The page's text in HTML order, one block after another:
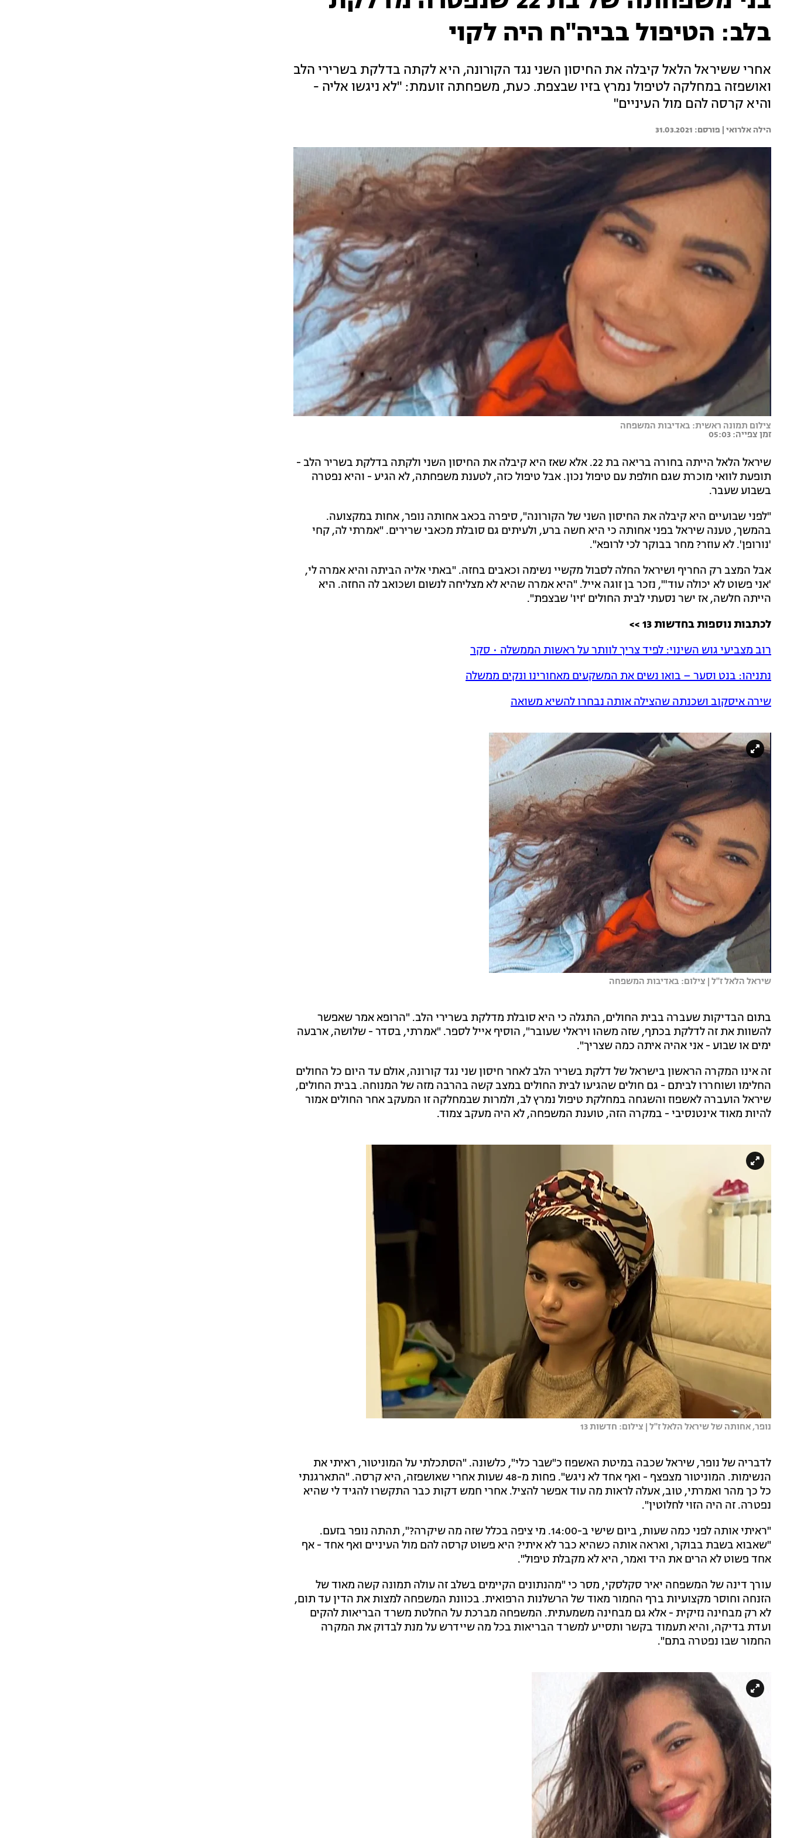
בלב: הטיפול בביה"ח היה לקוי
אחרי ששיראל הלאל קיבלה את החיסון השני נגד הקורונה, היא לקתה בדלקת בשרירי הלב
ואושפזה במחלקה לטיפול נמרץ בזיו שבצפת. כעת, משפחתה זועמת: "לא ניגשו אליה -
והיא קרסה להם מול העיניים"
הילה אלרואי | 31.03.2021
צילום תמונה ראשית: באדיבות המשפחה
זמן צפייה: 05:03
שיראל הלאל הייתה בחורה בריאה בת 22. אלא שאז היא קיבלה את החיסון השני ולקתה בדלקת בשריר הלב -
תופעת לוואי מוכרת שגם חולפת עם טיפול נכון. אבל טיפול כזה, לטענת משפחתה, לא הגיע - והיא נפטרה
בשבוע שעבר.
"לפני שבועיים היא קיבלה את החיסון השני של הקורונה", סיפרה בכאב אחותה נופר, אחות במקצועה.
בהמשך, טענה שיראל בפני אחותה כי היא חשה ברע, ולעיתים גם סובלת מכאבי שרירים. "אמרתי לה, קחי
'נורופן'. לא עוזר? מחר בבוקר לכי לרופא".
אבל המצב רק החריף ושיראל החלה לסבול מקשיי נשימה וכאבים בחזה. "באתי אליה הביתה והיא אמרה לי,
'אני פשוט לא יכולה עוד'", נזכר בן זוגה אייל. "היא אמרה שהיא לא מצליחה לנשום ושכואב לה החזה. היא
הייתה חלשה, אז ישר נסעתי לבית החולים 'זיו' שבצפת".
לכתבות נוספות בחדשות 13 >>
רוב מצביעי גוש השינוי: לפיד צריך לוותר על ראשות הממשלה • סקר
נתניהו: בנט וסער – בואו נשים את המשקעים מאחורינו ונקים ממשלה
שירה איסקוב ושכנתה שהצילה אותה נבחרו להשיא משואה
שיראל הלאל ז''ל | צילום: באדיבות המשפחה
בתום הבדיקות שעברה בבית החולים, התגלה כי היא סובלת מדלקת בשרירי הלב. "הרופא אמר שאפשר
להשוות את זה לדלקת בכתף, שזה משהו ויראלי שעובר", הוסיף אייל לספר. "אמרתי, בסדר - שלושה, ארבעה
ימים או שבוע - אני אהיה איתה כמה שצריך".
זה אינו המקרה הראשון בישראל של דלקת בשריר הלב לאחר חיסון שני נגד קורונה, אולם עד היום כל החולים
החלימו ושוחררו לביתם - גם חולים שהגיעו לבית החולים במצב קשה בהרבה מזה של המנוחה. בבית החולים,
שיראל הועברה לאשפוז והשגחה במחלקת טיפול נמרץ לב, ולמרות שבמחלקה זו המעקב אחר החולים אמור
להיות מאוד אינטנסיבי - במקרה הזה, טוענת המשפחה, לא היה מעקב צמוד.
נופר, אחותה של שיראל הלאל ז''ל | צילום: חדשות 13
לדבריה של נופר, שיראל שכבה במיטת האשפוז כ"שבר כלי", כלשונה. "הסתכלתי על המוניטור, ראיתי את
הנשימות. המוניטור מצפצף - ואף אחד לא ניגש". פחות מ-48 שעות אחרי שאושפזה, היא קרסה. "התארגנתי
כל כך מהר ואמרתי, טוב, אעלה לראות מה עוד אפשר להציל. אחרי חמש דקות כבר התקשרו להגיד לי שהיא
נפטרה. זה היה הזוי לחלוטין".
"ראיתי אותה לפני כמה שעות, ביום שישי ב-14:00. מי ציפה בכלל שזה מה שיקרה?", תהתה נופר בזעם.
"שאבוא בשבת בבוקר, ואראה אותה כשהיא כבר לא איתי? היא פשוט קרסה להם מול העיניים ואף אחד - אף
אחד פשוט לא הרים את היד ואמר, היא לא מקבלת טיפול".
עורך דינה של המשפחה יאיר סקלסקי, מסר כי "מהנתונים הקיימים בשלב זה עולה תמונה קשה מאוד של
הזנחה וחוסר מקצועיות ברף החמור מאוד של הרשלנות הרפואית. בכוונת המשפחה למצות את הדין עד תום,
לא רק מבחינה נזיקית - אלא גם מבחינה משמעתית. המשפחה מברכת על החלטת משרד הבריאות להקים
ועדת בדיקה, והיא תעמוד בקשר ותסייע למשרד הבריאות בכל מה שיידרש על מנת לבדוק את המקרה
החמור שבו נפטרה בתם".